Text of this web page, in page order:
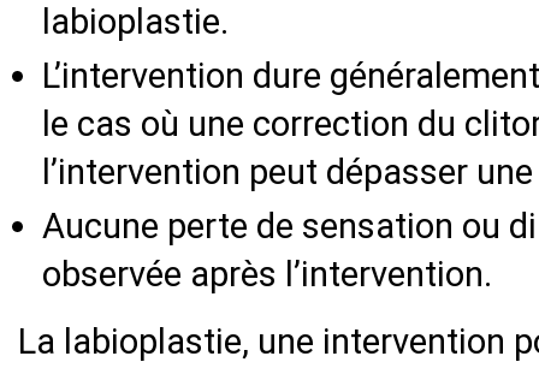
labioplastie.
L’intervention dure
le cas où une correction du
l’intervention peut dépasser
Aucune perte de sensation ou
observée après l’intervention.
La labioplastie, une intervention